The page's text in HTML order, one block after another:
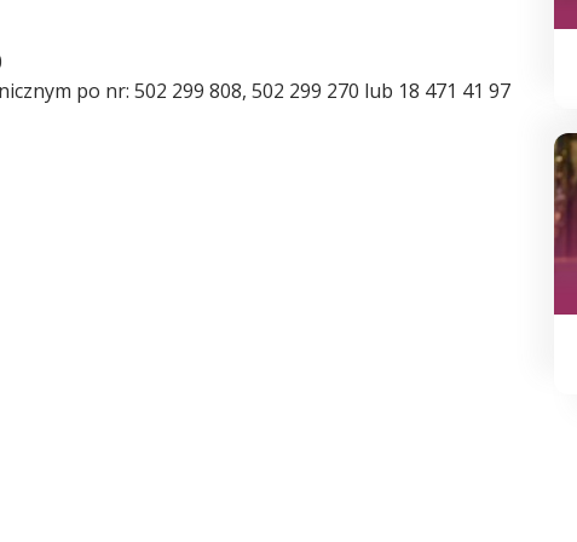
po nr: 502 299 808, 502 299 270 lub 18 471 41 97